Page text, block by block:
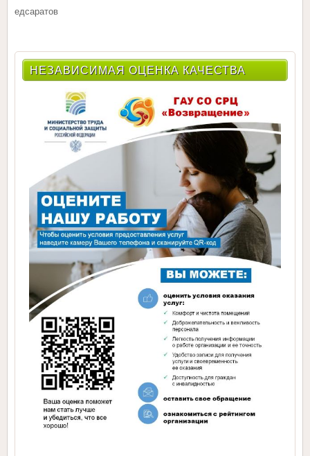
едсаратов
НЕЗАВИСИМАЯ ОЦЕНКА КАЧЕСТВА